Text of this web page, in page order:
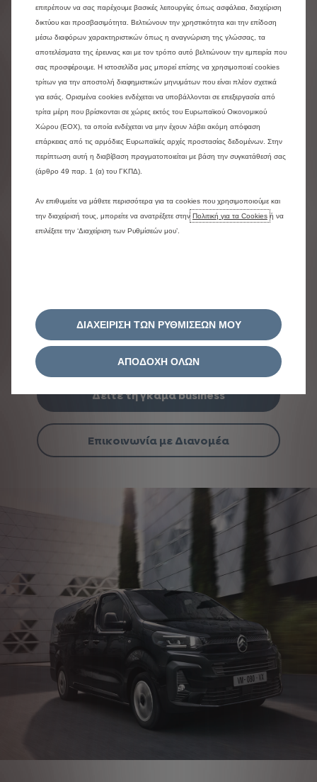
ΓΚΑΜΑ BUSINESS
Η Citroën Business σας βοηθά να επιλέξετε από
τη μεγάλη γκάμα επαγγελματικών οχημάτων της.
Είτε είστε έμπορος, ελεύθερος επαγγελματίας,
μικρή ή μεσαία επιχείρηση, εταιρεία ενοικίασης,
χρηματοδοτικής μίσθωσης ή εταιρεία με μεγάλους
λογαριασμούς πελατών, η Citroën Business έχει
Αποκλειστικά για τον επαγγελματία, ανεξάρτητα
από το μέγεθος της εταιρείας, οι συνεργάτες μας
είναι στη διάθεσή σας για να βρουν την κατάλληλη
ταξιδιωτικές σας ανάγκες θα εξεταστούν
προσεκτικά, ώστε τα επαγγελματικά σας ταξίδια
να είναι πάντα ευχάριστα και αποτελεσματικά,
καθώς προσφέρουμε οικονομικούς κινητήρες και
εξελιγμένη τεχνολογία.
Δείτε τη γκάμα business
Επικοινωνία με Διανομέα
επιτρέπουν να σας παρέχουμε βασικές λειτουργίες όπως ασφάλεια, διαχείριση
δικτύου και προσβασιμότητα. Βελτιώνουν την χρηστικότητα και την επίδοση
μέσω διαφόρων χαρακτηριστικών όπως η αναγνώριση της γλώσσας, τα
αποτελέσματα της έρευνας και με τον τρόπο αυτό βελτιώνουν την εμπειρία που
σας προσφέρουμε. Η ιστοσελίδα μας μπορεί επίσης να χρησιμοποιεί cookies
τρίτων για την αποστολή διαφημιστικών μηνυμάτων που είναι πλέον σχετικά
για εσάς. Ορισμένα cookies ενδέχεται να υποβάλλονται σε επεξεργασία από
τρίτα μέρη που βρίσκονται σε χώρες εκτός του Ευρωπαϊκού Οικονομικού
Χώρου (ΕΟΧ), τα οποία ενδέχεται να μην έχουν λάβει ακόμη απόφαση
επάρκειας από τις αρμόδιες Ευρωπαϊκές αρχές προστασίας δεδομένων. Στην
περίπτωση αυτή η διαβίβαση πραγματοποιείται με βάση την συγκατάθεσή σας
(άρθρο 49 παρ. 1 (α) του ΓΚΠΔ).
Αν επιθυμείτε να μάθετε περισσότερα για τα cookies που χρησιμοποιούμε και
την διαχείρισή τους, μπορείτε να ανατρέξετε στην Πολιτική για τα Cookies ή να
επιλέξετε την ‘Διαχείριση των Ρυθμίσεών μου’.
ΔΙΑΧΕΙΡΙΣΗ ΤΩΝ ΡΥΘΜΙΣΕΩΝ ΜΟΥ
ΑΠΟΔΟΧΗ ΟΛΩΝ